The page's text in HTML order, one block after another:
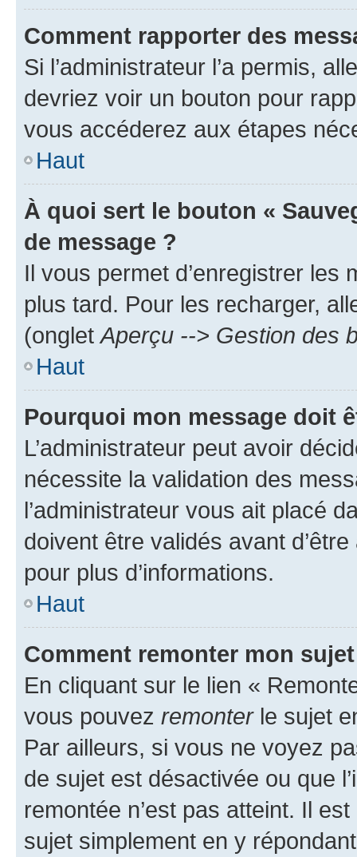
Comment rapporter des
Si l’administrateur l’a permis,
devriez voir un bouton pour
vous accéderez aux étapes
Haut
À quoi sert le bouton «
de message ?
Il vous permet d’enregistrer
plus tard. Pour les recharger,
(onglet Aperçu --> Gestion des
Haut
Pourquoi mon message doit
L’administrateur peut avoir
nécessite la validation des
l’administrateur vous ait placé
doivent être validés avant
pour plus d’informations.
Haut
Comment remonter mon
En cliquant sur le lien «
vous pouvez remonterle sujet
Par ailleurs, si vous ne voyez
de sujet est désactivée ou que
remontée n’est pas atteint. Il
sujet simplement en y